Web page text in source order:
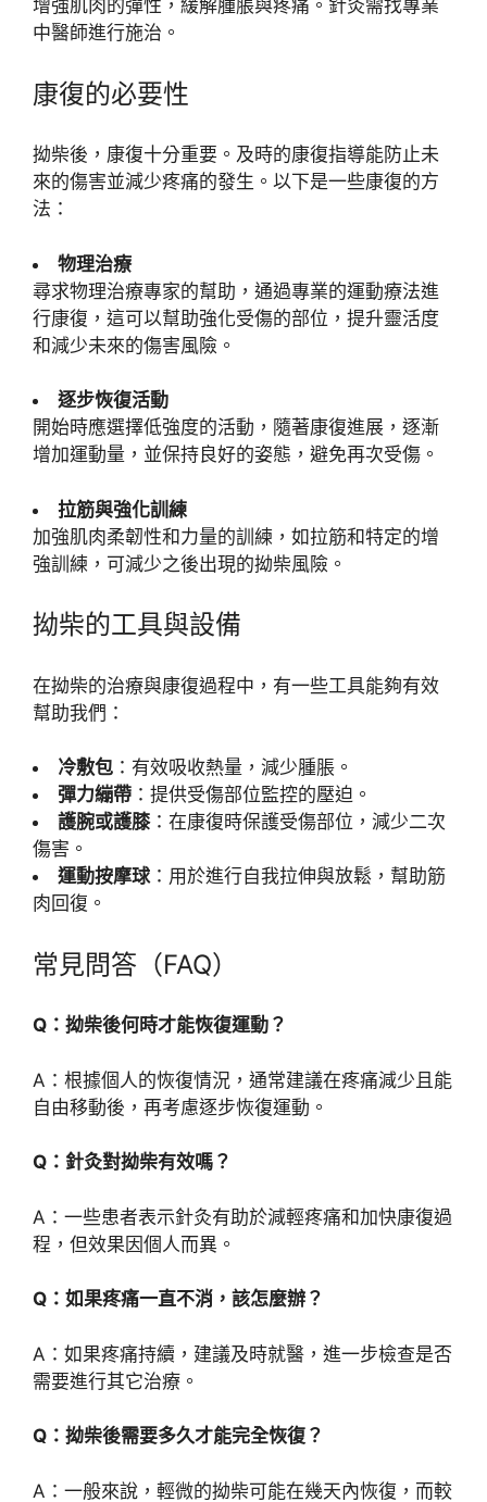
增強肌肉的彈性，緩解腫脹與疼痛。針灸需找專業
中醫師進行施治。
康復的必要性
拗柴後，康復十分重要。及時的康復指導能防止未
來的傷害並減少疼痛的發生。以下是一些康復的方
法：
物理治療
尋求物理治療專家的幫助，通過專業的運動療法進
行康復，這可以幫助強化受傷的部位，提升靈活度
和減少未來的傷害風險。
逐步恢復活動
開始時應選擇低強度的活動，隨著康復進展，逐漸
增加運動量，並保持良好的姿態，避免再次受傷。
拉筋與強化訓練
加強肌肉柔韌性和力量的訓練，如拉筋和特定的增
強訓練，可減少之後出現的拗柴風險。
拗柴的工具與設備
在拗柴的治療與康復過程中，有一些工具能夠有效
幫助我們：
冷敷包 ：有效吸收熱量，減少腫脹。
彈力繃帶 ：提供受傷部位監控的壓迫。
護腕或護膝：在康復時保護受傷部位，減少二次
傷害。
運動按摩球：用於進行自我拉伸與放鬆，幫助筋
肉回復。
常見問答（FAQ）
Q：拗柴後何時才能恢復運動？
A：根據個人的恢復情況，通常建議在疼痛減少且能
自由移動後，再考慮逐步恢復運動。
Q：針灸對拗柴有效嗎？
A：一些患者表示針灸有助於減輕疼痛和加快康復過
程，但效果因個人而異。
Q：如果疼痛一直不消，該怎麼辦？
A：如果疼痛持續，建議及時就醫，進一步檢查是否
需要進行其它治療。
Q：拗柴後需要多久才能完全恢復？
A：一般來說，輕微的拗柴可能在幾天內恢復，而較